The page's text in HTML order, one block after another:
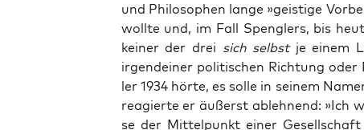
und Phi­lo­so­phen lan­ge »geis­ti­ge
woll­te und, im Fall Speng­lers, bis
kei­ner der drei sich selbstje einem
irgend­ei­ner poli­ti­schen Rich­tung
ler 1934 hör­te, es sol­le in sei­nem
reagier­te er äußerst ableh­nend: »Ich
se der Mit­tel­punkt einer